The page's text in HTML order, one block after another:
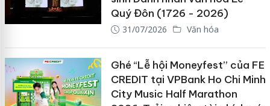
Quý Đôn (1726 - 2026)
31/07/2026 Văn hóa
Ghé “Lễ hội Moneyfest” của FE
CREDIT tại VPBank Ho Chi Minh
City Music Half Marathon